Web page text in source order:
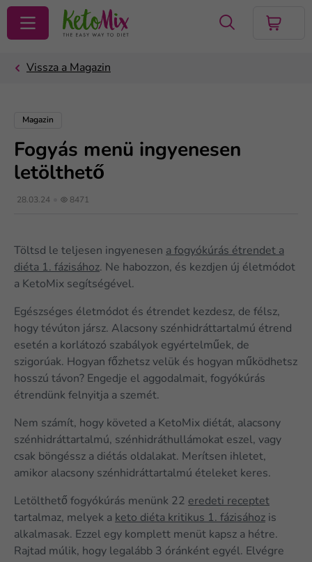
KERESÉS
Magazin
Fogyás menü ingyenesen
letölthető
28.03.24 8471
Töltsd le teljesen ingyenesen a fogyókúrás étrendet a
diéta 1. fázisához. Ne habozzon, és kezdjen új életmódot
a KetoMix segítségével.
Egészséges életmódot és étrendet kezdesz, de félsz,
hogy tévúton jársz. Alacsony szénhidráttartalmú étrend
esetén a korlátozó szabályok egyértelműek, de
szigorúak. Hogyan főzhetsz velük és hogyan működhetsz
hosszú távon? Engedje el aggodalmait, fogyókúrás
étrendünk felnyitja a szemét.
Nem számít, hogy követed a KetoMix diétát, alacsony
szénhidráttartalmú, szénhidráthullámokat eszel, vagy
csak böngéssz a diétás oldalakat. Merítsen ihletet,
amikor alacsony szénhidráttartalmú ételeket keres.
Letölthető fogyókúrás menünk 22 eredeti receptet
tartalmaz, melyek a keto diéta kritikus 1. fázisához is
alkalmasak. Ezzel egy komplett menüt kapsz a hétre.
Rajtad múlik, hogy legalább 3 óránként egyél. Elvégre